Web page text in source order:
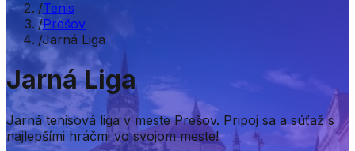
/Tenis
/Prešov
/Jarná Liga
Jarná Liga
Jarná tenisová liga v meste Prešov. Pripoj sa a súťaž s
najlepšími hráčmi vo svojom meste!